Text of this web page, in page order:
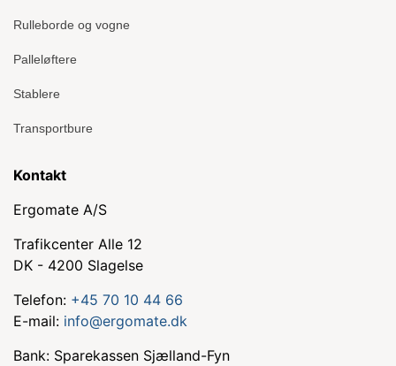
Rulleborde og vogne
Palleløftere
Stablere
Transportbure
Kontakt
Ergomate A/S
Trafikcenter Alle 12
DK - 4200 Slagelse
Telefon: +45 70 10 44 66
E-mail: info@ergomate.dk
Bank: Sparekassen Sjælland-Fyn